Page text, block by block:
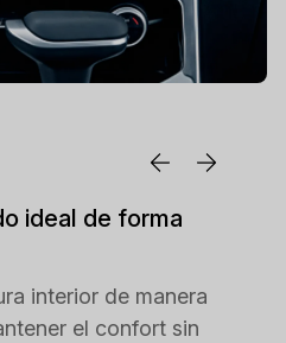
ideal de forma
interior de manera
el confort sin